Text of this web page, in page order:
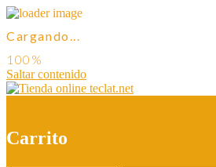
Cargando...
Saltar contenido
Carrito